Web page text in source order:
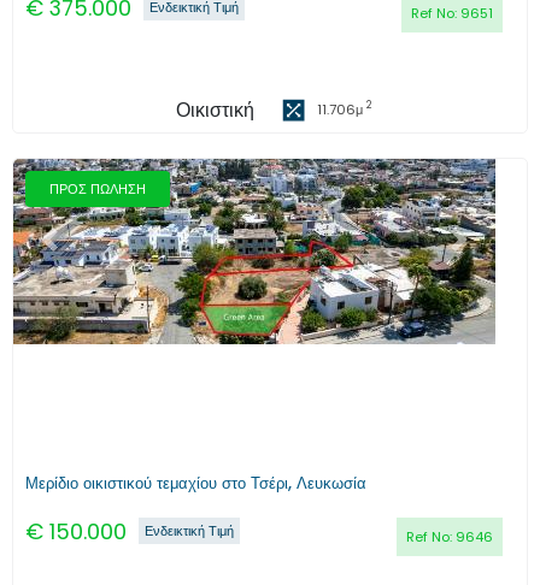
€ 375.000 Ref No: 9651
Ενδεικτική Τιμή
Οικιστική 11.706μ 2
ΠΡΟΣ ΠΩΛΗΣΗ
Προηγούμενο Επόμενο
Μερίδιο οικιστικού τεμαχίου στο Τσέρι, Λευκωσία
€ 150.000 Ref No: 9646
Ενδεικτική Τιμή